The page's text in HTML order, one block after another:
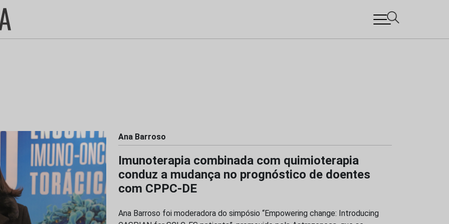
Ana Barroso
Imunoterapia combinada com quimioterapia
conduz a mudança no prognóstico de doentes
com CPPC-DE
Ana Barroso foi moderadora do simpósio “Empowering change: Introducing